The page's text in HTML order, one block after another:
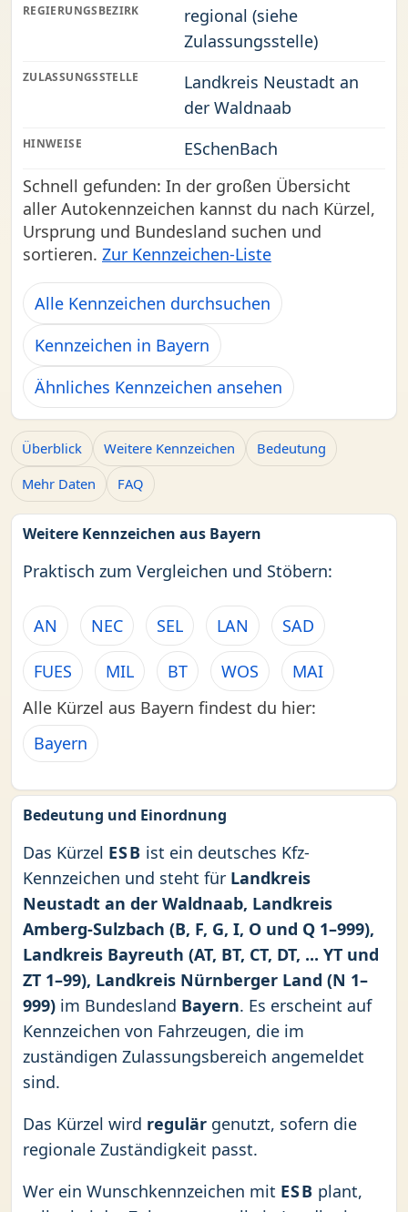
REGIERUNGSBEZIRK
regional (siehe
Zulassungsstelle)
ZULASSUNGSSTELLE
Landkreis Neustadt an
der Waldnaab
HINWEISE
ESchenBach
Schnell gefunden: In der großen Übersicht
aller Autokennzeichen kannst du nach Kürzel,
Ursprung und Bundesland suchen und
sortieren. Zur Kennzeichen-Liste
Alle Kennzeichen durchsuchen
Kennzeichen in Bayern
Ähnliches Kennzeichen ansehen
Überblick Weitere Kennzeichen
Bedeutung
Mehr Daten
FAQ
Weitere Kennzeichen aus Bayern
Praktisch zum Vergleichen und Stöbern:
AN NEC SEL LAN SAD
FUES MIL BT WOS
MAI
Alle Kürzel aus Bayern findest du hier:
Bayern
Bedeutung und Einordnung
Das Kürzel ESB ist ein deutsches Kfz-
Kennzeichen und steht für Landkreis
Neustadt an der Waldnaab, Landkreis
Amberg-Sulzbach (B, F, G, I, O und Q 1–999),
Landkreis Bayreuth (AT, BT, CT, DT, ... YT und
ZT 1–99), Landkreis Nürnberger Land (N 1–
999) im Bundesland Bayern. Es erscheint auf
Kennzeichen von Fahrzeugen, die im
zuständigen Zulassungsbereich angemeldet
sind.
Das Kürzel wird regulär genutzt, sofern die
regionale Zuständigkeit passt.
Wer ein Wunschkennzeichen mit ESB plant,